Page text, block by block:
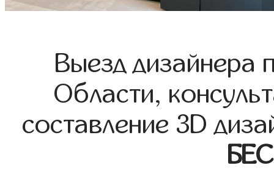
Выезд дизайнера
Области,
составление 3D